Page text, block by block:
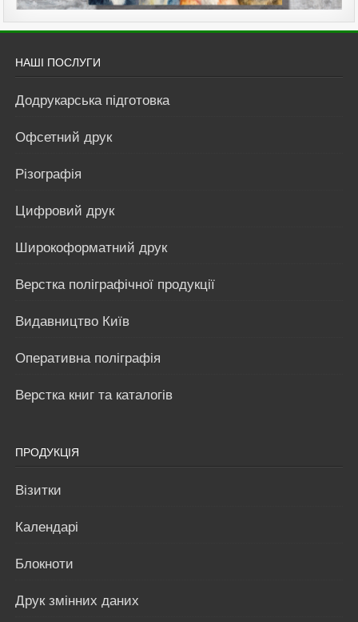
НАШІ ПОСЛУГИ
Додрукарська підготовка
Офсетний друк
Різографія
Цифровий друк
Широкоформатний друк
Верстка поліграфічної продукції
Видавництво Київ
Оперативна поліграфія
Верстка книг та каталогів
ПРОДУКЦІЯ
Візитки
Календарі
Блокноти
Друк змінних даних